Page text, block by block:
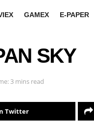
GAMEX E-PAPER
SKY
3 mins read
Twitter